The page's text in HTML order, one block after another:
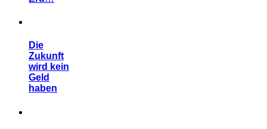
Die
Zukunft
wird kein
Geld
haben